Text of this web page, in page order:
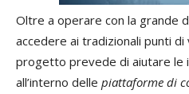
Oltre a operare con la grande
accedere ai tradizionali punti
progetto prevede di aiutare le
all’interno delle piattaforme di